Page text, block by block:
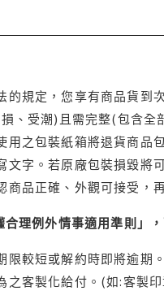
的規定，您享有商品貨到
、受潮)且需完整(包含全
用之包裝紙箱將退貨商品
文字。若原廠包裝損毀
商品正確、外觀可接受，
理例外情事適用準則」
限較短或解約時即將逾期
之客製化給付。(如:客製